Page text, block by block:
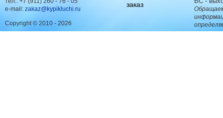
заказ
Copyright © 2010 - 2026
e-mail: zakaz@kypikluchi.ru